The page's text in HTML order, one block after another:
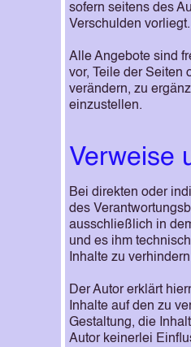
sofern seitens des
Verschulden vorliegt.
Alle Angebote sind
vor, Teile der Seiten
verändern, zu
einzustellen.
Verweise
Bei direkten oder
des
ausschließlich in
und es ihm
Inhalte zu
Der Autor erklärt
Inhalte auf den zu
Gestaltung, die
Autor keinerlei